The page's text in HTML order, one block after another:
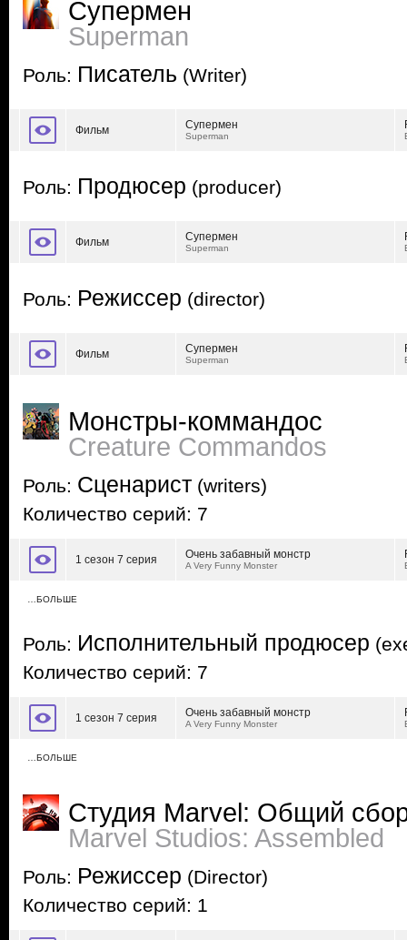
Супермен
Superman
Роль: Писатель (Writer)
Фильм Супермен
Superman
Роль: Продюсер (producer)
Фильм Супермен
Superman
Роль: Режиссер (director)
Фильм Супермен
Superman
Монстры-коммандос
Creature Commandos
Роль: Сценарист (writers)
Количество серий: 7
1 сезон 7 серия Очень забавный монстр
A Very Funny Monster
…БОЛЬШЕ
Роль: Исполнительный продюсер
Количество серий: 7
1 сезон 7 серия Очень забавный монстр
A Very Funny Monster
…БОЛЬШЕ
Студия Marvel: Общий
Marvel Studios: Assembled
Роль: Режиссер (Director)
Количество серий: 1